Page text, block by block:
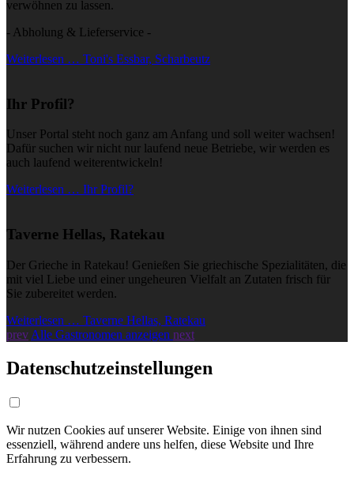
verwöhnen zu lassen.
- Abholung & Lieferservice -
Weiterlesen … Toni's Essbar, Scharbeutz
Ihr Profil?
Unser Portal steht noch ganz am Anfang und soll weiter wachsen!
Dafür suchen wir nicht nur laufend neue Betriebe, wir werden es
auch laufend weiterentwickeln!
Weiterlesen … Ihr Profil?
Taverne Hellas, Ratekau
Der Grieche in Ratekau! Genießen Sie griechische Spezialitäten, die
mit viel Liebe und einer ungeheuren Vielfalt an Zutaten frisch für
Sie zubereitet werden.
Weiterlesen … Taverne Hellas, Ratekau
prev Alle Gastronomen anzeigen next
Datenschutzeinstellungen
Wir nutzen Cookies auf unserer Website. Einige von ihnen sind
essenziell, während andere uns helfen, diese Website und Ihre
Erfahrung zu verbessern.